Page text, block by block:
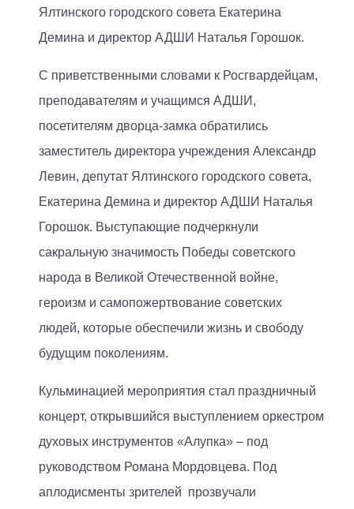
Ялтинского городского совета Екатерина
Демина и директор АДШИ Наталья Горошок.
С приветственными словами к Росгвардейцам,
преподавателям и учащимся АДШИ,
посетителям дворца-замка обратились
заместитель директора учреждения Александр
Левин, депутат Ялтинского городского совета,
Екатерина Демина и директор АДШИ Наталья
Горошок. Выступающие подчеркнули
сакральную значимость Победы советского
народа в Великой Отечественной войне,
героизм и самопожертвование советских
людей, которые обеспечили жизнь и свободу
будущим поколениям.
Кульминацией мероприятия стал праздничный
концерт, открывшийся выступлением оркестром
духовых инструментов «Алупка» – под
руководством Романа Мордовцева. Под
аплодисменты зрителей прозвучали